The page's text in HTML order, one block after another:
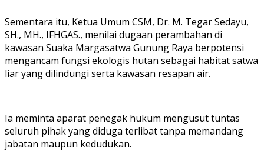
Sementara itu, Ketua Umum CSM, Dr. M. Tegar Sedayu,
SH., MH., IFHGAS., menilai dugaan perambahan di
kawasan Suaka Margasatwa Gunung Raya berpotensi
mengancam fungsi ekologis hutan sebagai habitat satwa
liar yang dilindungi serta kawasan resapan air.
Ia meminta aparat penegak hukum mengusut tuntas
seluruh pihak yang diduga terlibat tanpa memandang
jabatan maupun kedudukan.